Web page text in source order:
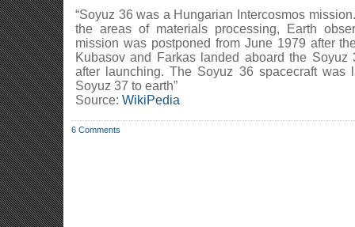
“Soyuz 36 was a Hungarian Intercosmos
the areas of materials processing, Earth
mission was postponed from June 1979 after
Kubasov and Farkas landed aboard the
after launching. The Soyuz 36 spacecraft was
Soyuz 37 to earth”
Source: WikiPedia
6 Comments